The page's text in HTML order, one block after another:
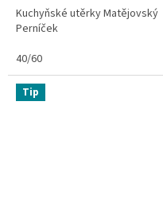
Kuchyňské utěrky Matějovský
Perníček
40/60
Tip